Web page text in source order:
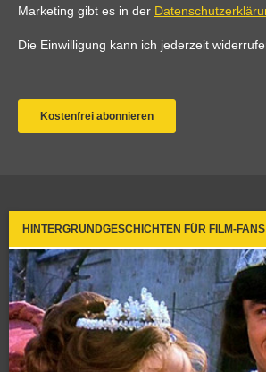
HINTERGRUNDGESCHICHTEN FÜR FILM-FANS